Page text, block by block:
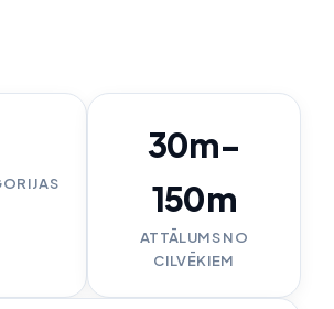
30m-
150m
ATTĀLUMS NO
CILVĒKIEM